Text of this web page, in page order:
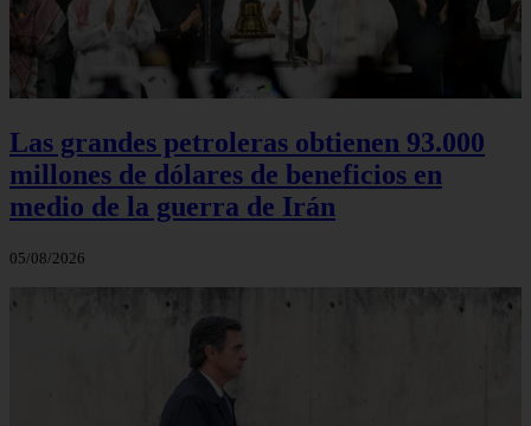
Las grandes petroleras obtienen 93.000
millones de dólares de beneficios en
medio de la guerra de Irán
05/08/2026